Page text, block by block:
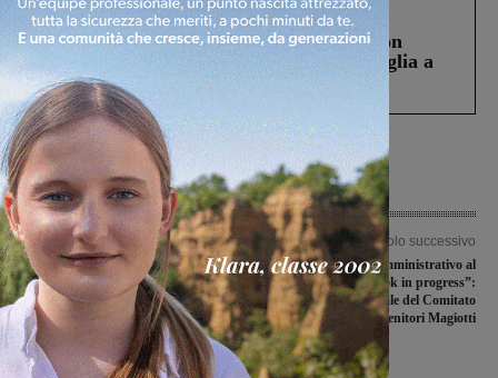
Cronaca 3 Agosto 2026
Scomparso da una struttura di Castiglion
Fiorentino l’uomo che aveva ucciso la figlia a
Levane nel 2020
Articolo precedente
Si guasta un Frecciarossa sulla
Direttissima, treni ad alta velocità
dirottati sulla Lenta attraversano le
stazioni. Ritardi per i regionali
Articolo successivo
Dal baratto amministrativo al
progetto “book in progress”:
assemblea annuale del Comitato
Genitori Magiotti